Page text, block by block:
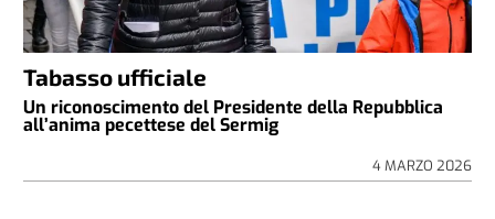
Tabasso ufficiale
Un riconoscimento del Presidente della Repubblica
all’anima pecettese del Sermig
4 MARZO 2026